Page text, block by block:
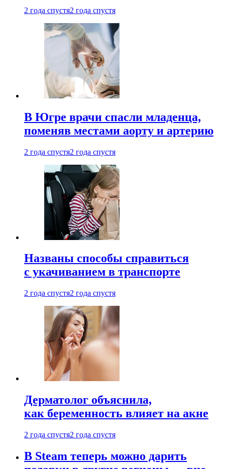
2 года спустя2 года спустя
В Югре врачи спасли младенца,
поменяв местами аорту и артерию
2 года спустя2 года спустя
Названы способы справиться
с укачиванием в транспорте
2 года спустя2 года спустя
Дерматолог объяснила,
как беременность влияет на акне
2 года спустя2 года спустя
В Steam теперь можно дарить